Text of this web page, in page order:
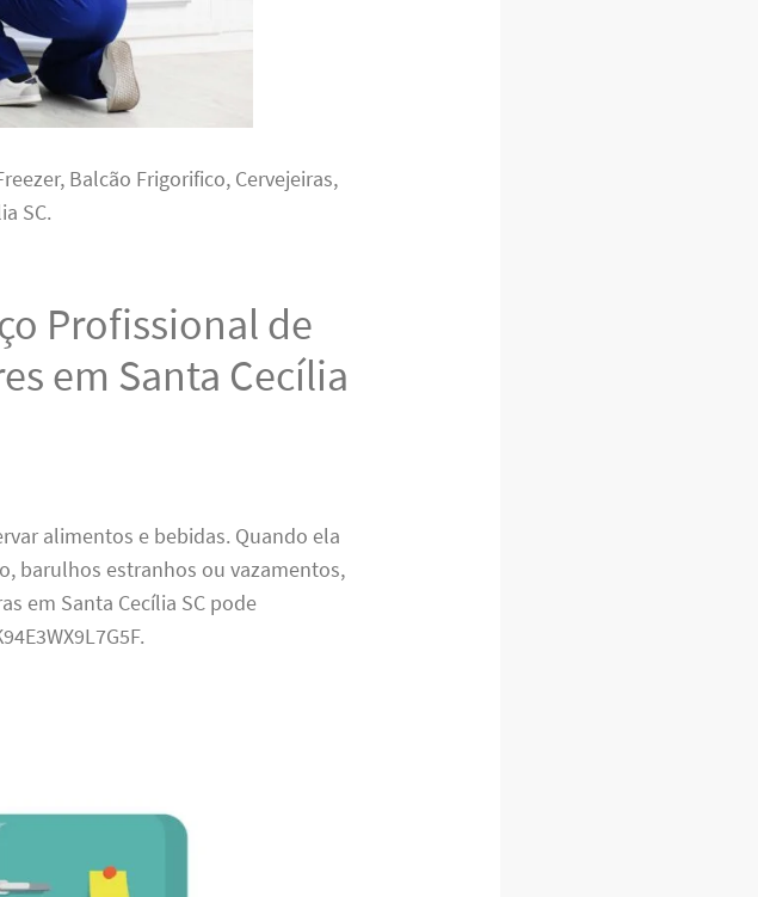
Balcão Frigorifico, Cervejeiras,
SC.
Profissional de
em Santa Cecília
alimentos e bebidas. Quando ela
barulhos estranhos ou vazamentos,
em Santa Cecília SC pode